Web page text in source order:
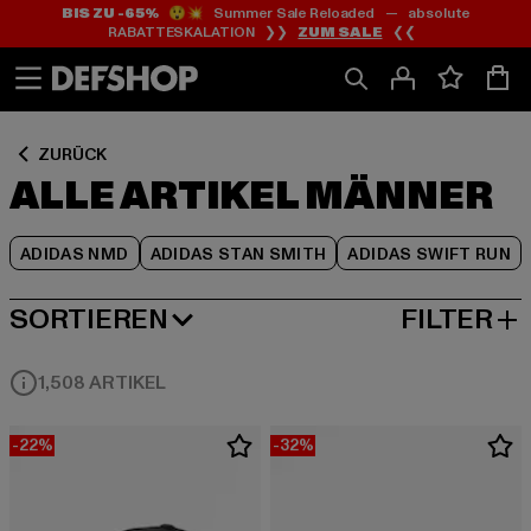
Zum
Inhalt
springen
Zum
Fußzeile
springen
BIS ZU -65%😲💥 Summer Sale Reloaded — absolute
RABATTESKALATION ❯❯ ZUM SALE ❮❮
ZURÜCK
ALLE ARTIKEL MÄNNER
ADIDAS NMD ADIDAS STAN SMITH ADIDAS SWIFT RUN
Zum
Produktraster
springen
SORTIEREN
BELIEBTESTE FILTER
1,508 ARTIKEL
-22% -32%